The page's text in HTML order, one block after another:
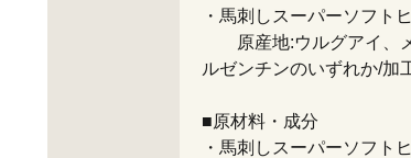
・馬刺しスーパーソフト
原産地:ウルグアイ、
ルゼンチンのいずれか/加
■原材料・成分
・馬刺しスーパーソフト